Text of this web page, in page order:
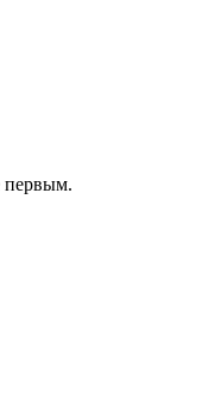
первым.